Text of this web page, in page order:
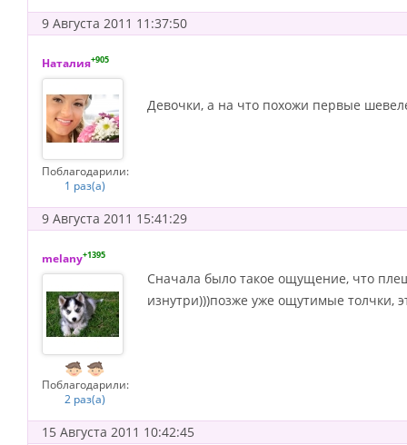
9 Августа 2011 11:37:50
Наталия+905
Поблагодарили:
1 раз(а)
Девочки, а на что похожи первые
9 Августа 2011 15:41:29
melany+1395
Поблагодарили:
2 раз(а)
Сначала было такое ощущение, что
изнутри)))позже уже ощутимые толчки,
15 Августа 2011 10:42:45